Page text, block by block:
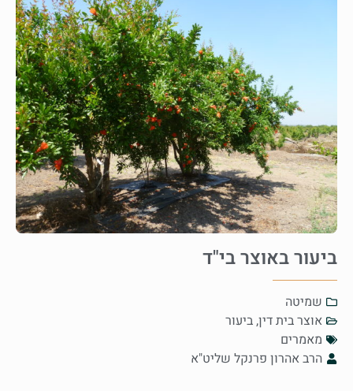
ביעור באוצר בי"ד
שמיטה
אוצר בית דין,ביעור
מאמרים
הרב אהרון פרנקל שליט"א